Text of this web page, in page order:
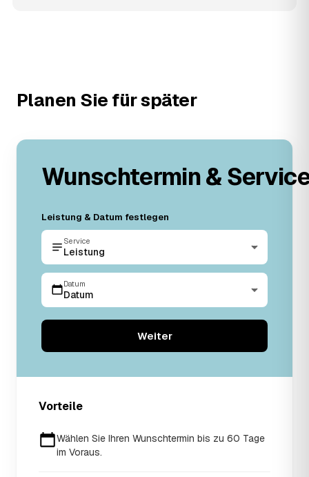
Planen Sie für später
Wunschtermin &
Leistung & Datum festlegen
Service
Leistung
Datum
Datum
Weiter
Vorteile
Wählen Sie Ihren Wunschtermin bis zu 60 Tage
im Voraus.